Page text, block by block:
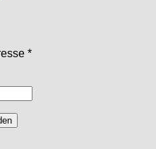
*Erforderlich